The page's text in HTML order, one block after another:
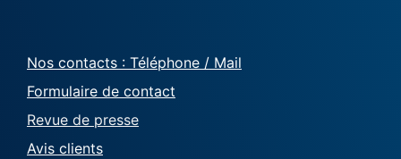
Nos contacts : Téléphone / Mail
Formulaire de contact
Revue de presse
Avis clients